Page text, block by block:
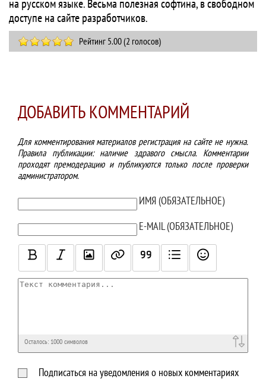
на русском языке. Весьма полезная софтина, в свободном
доступе на сайте разработчиков.
Рейтинг 5.00 (2 голосов)
ДОБАВИТЬ КОММЕНТАРИЙ
Для комментирования материалов регистрация на сайте не нужна.
Правила публикации: наличие здравого смысла. Комментарии
проходят премодерацию и публикуются только после проверки
администратором.
ИМЯ (ОБЯЗАТЕЛЬНОЕ)
E-MAIL (ОБЯЗАТЕЛЬНОЕ)
ТЕКСТ КОММЕНТАРИЯ
Осталось: 1000 символов
Подписаться на уведомления о новых комментариях